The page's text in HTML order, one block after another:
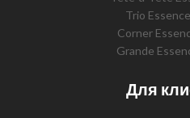
Trio
Corner
Grande
Для